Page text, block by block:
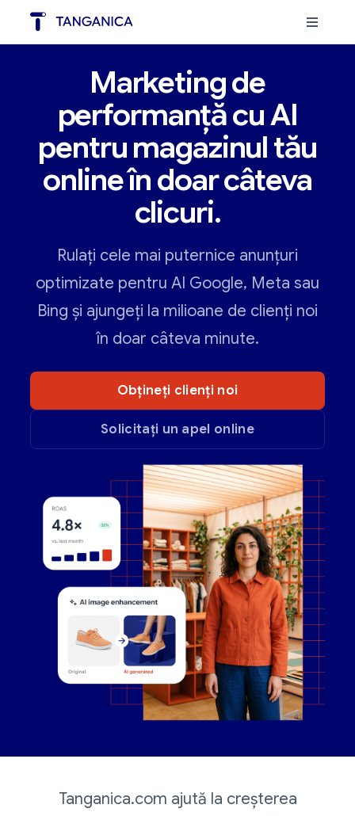
Marketing de
performanță cu AI
‍pentru magazinul tău
online în doar câteva
clicuri.
Rulați cele mai puternice anunțuri
optimizate pentru AI Google, Meta sau
Bing și ajungeți la milioane de clienți noi
în doar câteva minute.
Obțineți clienți noi
Solicitați un apel online
Tanganica.com ajută la creșterea